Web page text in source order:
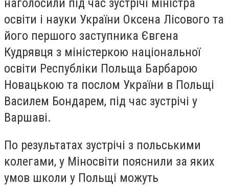
наголосили під час зустрічі міністра
освіти і науки України Оксена Лісового та
його першого заступника Євгена
Кудрявця з міністеркою національної
освіти Республіки Польща Барбарою
Новацькою та послом України в Польщі
Василем Бондарем, під час зустрічі у
Варшаві.
По результатах зустрічі з польськими
колегами, у Міносвіти пояснили за яких
умов школи у Польщі можуть